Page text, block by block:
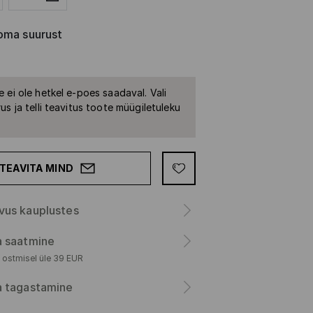
suurust
ei ole hetkel e-poes saadaval. Vali
ja telli teavitus toote müügiletuleku
MIND
kauplustes
saatmine
üle 39 EUR
tagastamine